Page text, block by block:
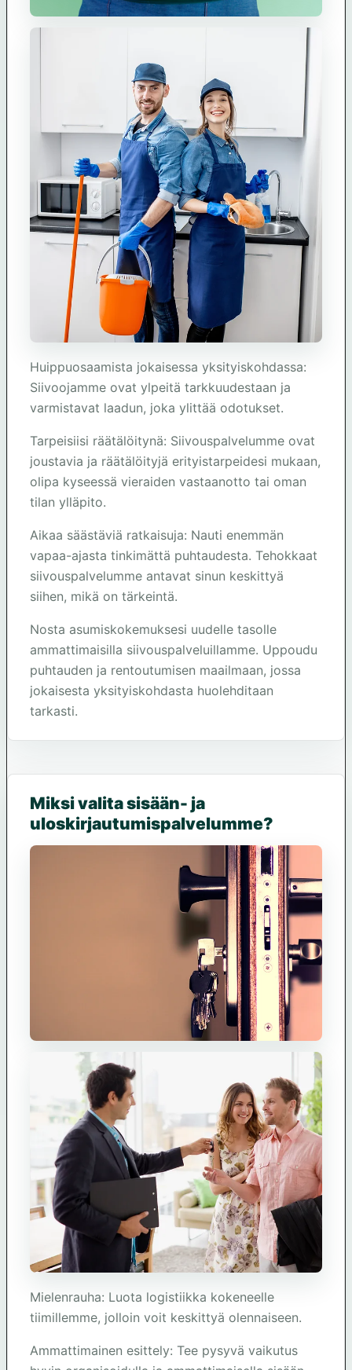
Huippuosaamista jokaisessa yksityiskohdassa:
Siivoojamme ovat ylpeitä tarkkuudestaan ja
varmistavat laadun, joka ylittää odotukset.
Tarpeisiisi räätälöitynä: Siivouspalvelumme ovat
joustavia ja räätälöityjä erityistarpeidesi mukaan,
olipa kyseessä vieraiden vastaanotto tai oman
tilan ylläpito.
Aikaa säästäviä ratkaisuja: Nauti enemmän
vapaa-ajasta tinkimättä puhtaudesta. Tehokkaat
siivouspalvelumme antavat sinun keskittyä
siihen, mikä on tärkeintä.
Nosta asumiskokemuksesi uudelle tasolle
ammattimaisilla siivouspalveluillamme. Uppoudu
puhtauden ja rentoutumisen maailmaan, jossa
jokaisesta yksityiskohdasta huolehditaan
tarkasti.
Miksi valita sisään- ja
uloskirjautumispalvelumme?
Mielenrauha: Luota logistiikka kokeneelle
tiimillemme, jolloin voit keskittyä olennaiseen.
Ammattimainen esittely: Tee pysyvä vaikutus